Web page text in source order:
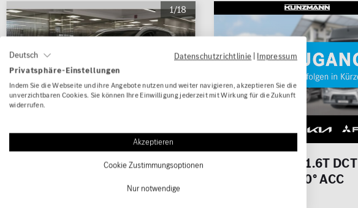
1/18
KIA Sportage 1.6T DCT
KIA Sportage 1.6T DCT
Spirit HUD 360° ACC
Deutsch Datenschutzrichtlinie | Impressum
Privatsphäre-Einstellungen
Indem Sie die Webseite und ihre Angebote nutzen und weiter navigieren, akzeptieren Sie die
unverzichtbaren Cookies. Sie können Ihre Einwilligung jederzeit mit Wirkung für die Zukunft
widerrufen.
Akzeptieren
Cookie Zustimmungsoptionen
Nur notwendige